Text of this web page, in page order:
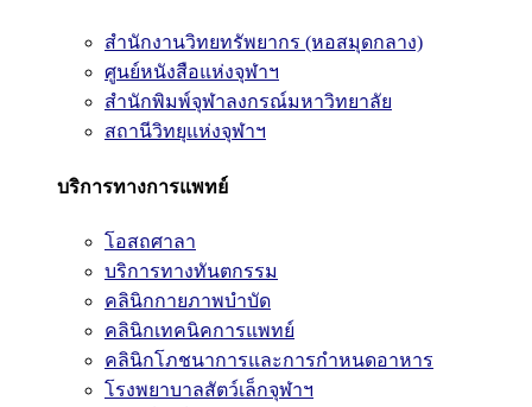
สำนักงานวิทยทรัพยากร (หอสมุดกลาง)
ศูนย์หนังสือแห่งจุฬาฯ
สำนักพิมพ์จุฬาลงกรณ์มหาวิทยาลัย
สถานีวิทยุแห่งจุฬาฯ
บริการทางการแพทย์
โอสถศาลา
บริการทางทันตกรรม
คลินิกกายภาพบำบัด
คลินิกเทคนิคการแพทย์
คลินิกโภชนาการและการกำหนดอาหาร
โรงพยาบาลสัตว์เล็กจุฬาฯ